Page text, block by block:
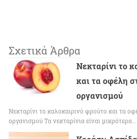
Σχετικά Άρθρα
Νεκταρίνι το
και τα οφέλη
οργανισμού
Νεκταρίνι το καλοκαιρινό φρούτο και τα
οργανισμού Τα νεκταρίνια είναι μικρότερα…